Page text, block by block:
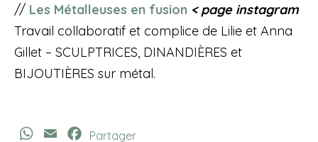
// Les Métalleuses en fusion < page instagram
Travail collaboratif et complice de Lilie et Anna
Gillet – SCULPTRICES, DINANDIÈRES et
BIJOUTIÈRES sur métal.
WhatsApp
Email Facebook
Partager